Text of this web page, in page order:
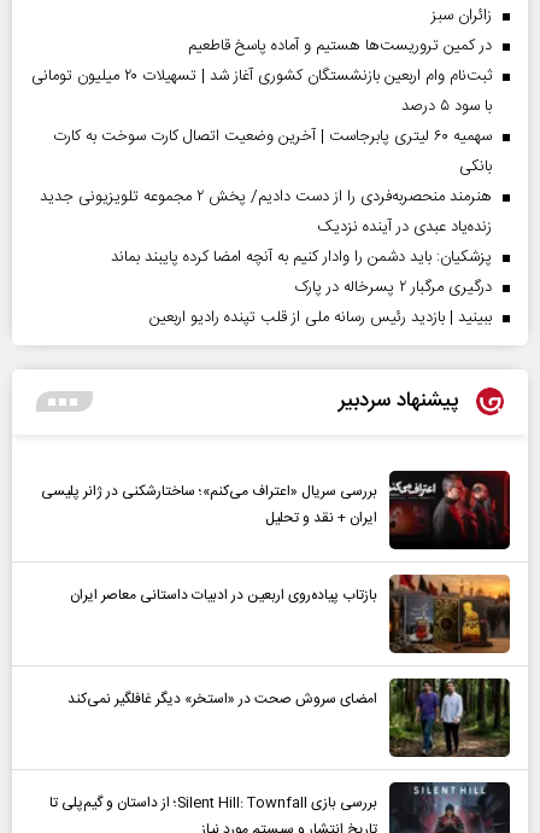
‌زائران سبز
در کمین تروریست‌ها هستیم و آماده پاسخ قاطعیم
ثبت‌نام وام اربعین بازنشستگان کشوری آغاز شد | تسهیلات ۲۰ میلیون تومانی
با سود ۵ درصد
سهمیه ۶۰ لیتری پابرجاست | آخرین وضعیت اتصال کارت سوخت به کارت
بانکی
هنرمند منحصر‌به‌فردی را از دست دادیم/ پخش ۲ مجموعه تلویزیونی جدید
زنده‌یاد عبدی در آینده نزدیک
پزشکیان: باید دشمن را وادار کنیم به آنچه امضا کرده پایبند بماند
درگیری مرگبار ۲ پسرخاله در پارک
ببینید | بازدید رئیس رسانه ملی از قلب تپنده رادیو اربعین
پیشنهاد سردبیر
بررسی سریال «اعتراف می‌کنم»؛ ساختارشکنی در ژانر پلیسی
ایران + نقد و تحلیل
بازتاب پیاده‌روی اربعین در ادبیات داستانی معاصر ایران
امضای سروش صحت در «استخر» دیگر غافلگیر نمی‌کند
بررسی بازی Silent Hill: Townfall؛ از داستان و گیم‌پلی تا